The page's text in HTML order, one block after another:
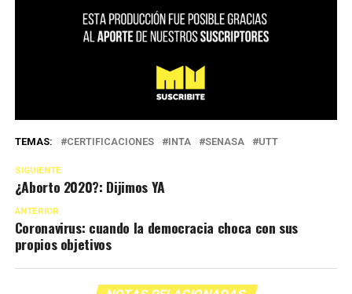
TEMAS: CERTIFICACIONES INTA SENASA UTT
SIGUIENTE
¿Aborto 2020?: Dijimos YA
ANTERIOR
Coronavirus: cuando la democracia choca con sus
propios objetivos